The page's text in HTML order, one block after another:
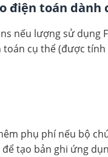
điện toán dành
nếu lượng sử dụng
cụ thể (được
phụ phí nếu bộ
để tạo bản ghi ứng